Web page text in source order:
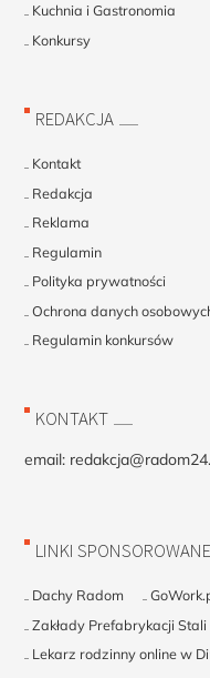
Kuchnia i Gastronomia
Konkursy
REDAKCJA
Kontakt
Redakcja
Reklama
Regulamin
Polityka prywatności
Ochrona danych
Regulamin konkursów
KONTAKT
email:
LINKI SPONSOROWANE
Dachy Radom
Zakłady Prefabrykacji
Lekarz rodzinny online w